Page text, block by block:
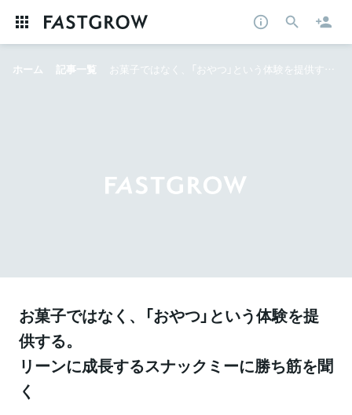
ホーム 記事一覧 お菓子ではなく、「おやつ」という体験を提供する。 リーンに成長するスナックミーに勝ち筋を聞く
お菓子ではなく、「おやつ」という体験を提
供する。
リーンに成長するスナックミーに勝ち筋を聞
く